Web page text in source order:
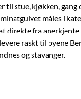
til stue, kjøkken,
måles i
direkte fra
raskt til byene
og stavanger.